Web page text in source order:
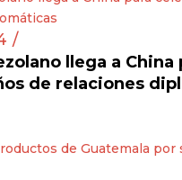
/
llega a China
de relaciones